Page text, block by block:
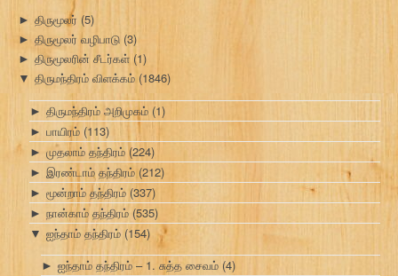
► திருமூலர் (5)
► திருமூலர் வழிபாடு (3)
► திருமூலரின் சீடர்கள் (1)
▼ திருமந்திரம் விளக்கம் (1846)
► திருமந்திரம் அறிமுகம் (1)
► பாயிரம் (113)
► முதலாம் தந்திரம் (224)
► இரண்டாம் தந்திரம் (212)
► மூன்றாம் தந்திரம் (337)
► நான்காம் தந்திரம் (535)
▼ ஐந்தாம் தந்திரம் (154)
► ஐந்தாம் தந்திரம் – 1. சுத்த சைவம் (4)